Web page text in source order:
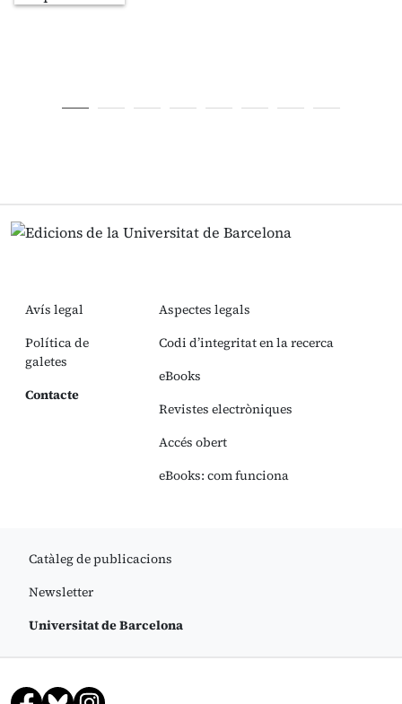
Avís legal
Política de
galetes
Contacte
Aspectes legals
Codi d’integritat en la recerca
eBooks
Revistes electròniques
Accés obert
eBooks: com funciona
Catàleg de publicacions
Newsletter
Universitat de Barcelona